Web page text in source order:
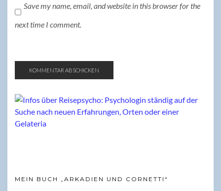
Save my name, email, and website in this browser for the
next time I comment.
MEIN BUCH „ARKADIEN UND CORNETTI“